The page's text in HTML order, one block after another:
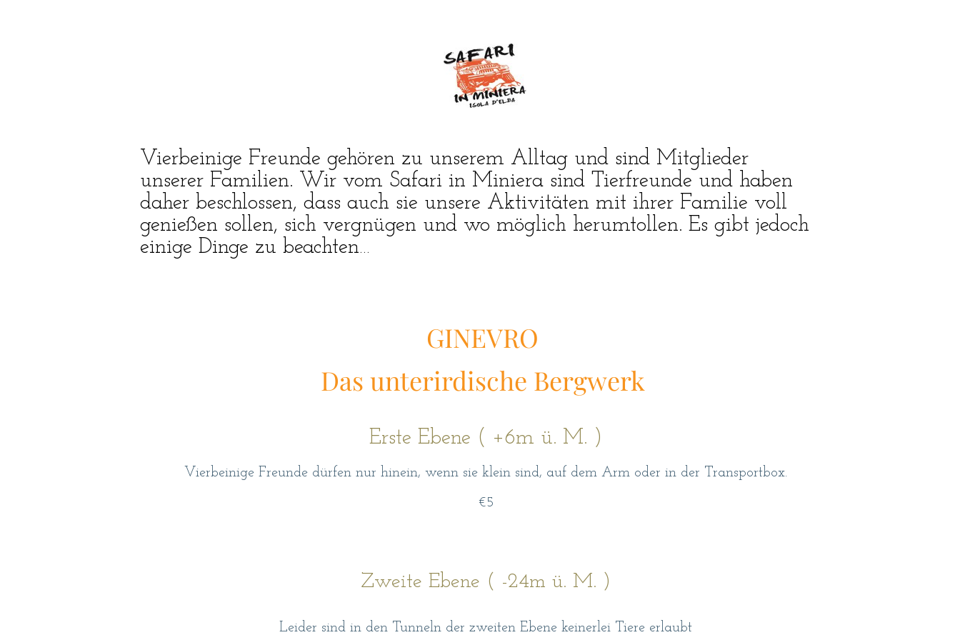
Vierbeinige Freunde gehören zu unserem Alltag und sind Mitglieder
unserer Familien. Wir vom Safari in Miniera sind Tierfreunde und haben
daher beschlossen, dass auch sie unsere Aktivitäten mit ihrer Familie voll
genießen sollen, sich vergnügen und wo möglich herumtollen. Es gibt jedoch
einige Dinge zu beachten…
GINEVRO
Das unterirdische Bergwerk
Erste Ebene ( +6m ü. M. )
Vierbeinige Freunde dürfen nur hinein, wenn sie klein sind, auf dem Arm oder in der Transportbox.
€5
Zweite Ebene ( -24m ü. M. )
Leider sind in den Tunneln der zweiten Ebene keinerlei Tiere erlaubt